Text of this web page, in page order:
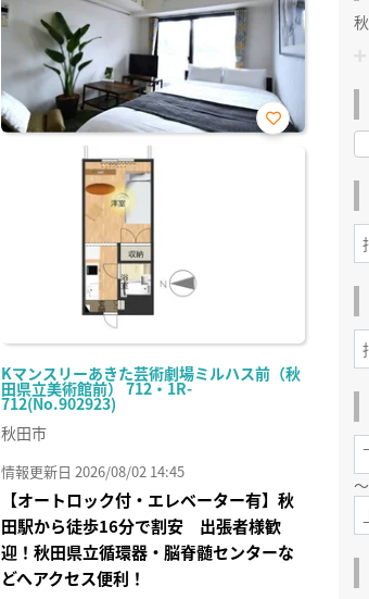
Kマンスリーあきた芸術劇場ミルハス前（秋
田県立美術館前） 712・1R-
712(No.902923)
お気
秋田市
情報更新日 2026/08/02 14:45
【オートロック付・エレベーター有】秋
田駅から徒歩16分で割安 出張者様歓
迎！秋田県立循環器・脳脊髄センターな
どへアクセス便利！
～